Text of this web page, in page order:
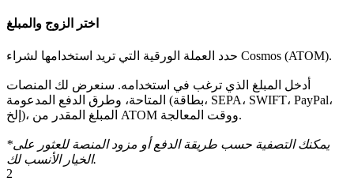
اختر الزوج والمبلغ
حدد العملة الورقية التي تريد استخدامها لشراء Cosmos (ATOM).
أدخل المبلغ الذي ترغب في استخدامه. سنعرض لك المنصات
المتاحة، وطرق الدفع المدعومة (بطاقة، SEPA، SWIFT، PayPal،
إلخ)، المبلغ المقدر من ATOM ووقت المعالجة.
*يمكنك التصفية حسب طريقة الدفع أو مزود المنصة للعثور على
الخيار الأنسب لك.
2